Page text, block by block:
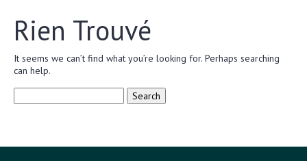
Rien Trouvé
It seems we can’t find what you’re looking for. Perhaps searching
can help.